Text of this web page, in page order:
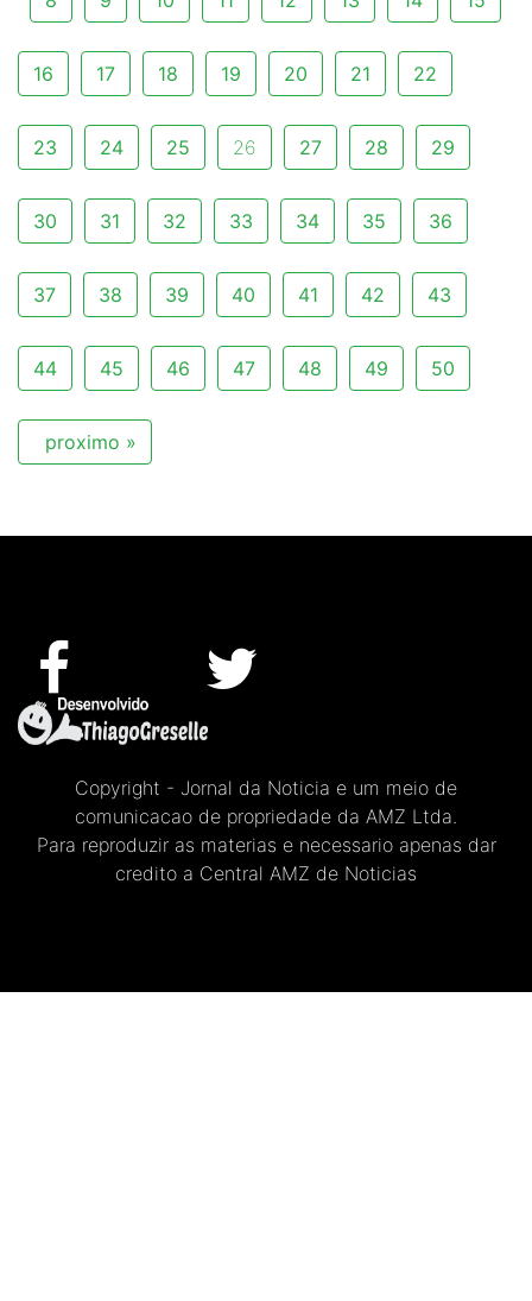
16 17 18 19 20 21 22
23 24 25 26 27 28 29
30 31 32 33 34 35 36
37 38 39 40 41 42 43
44 45 46 47 48 49 50
proximo »
Copyright - Jornal da Noticia e um meio de
comunicacao de propriedade da AMZ Ltda.
Para reproduzir as materias e necessario apenas dar
credito a Central AMZ de Noticias